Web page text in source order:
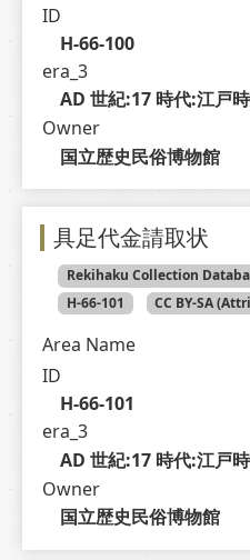
ID
H-66-100
era_3
AD 世紀:17 時代:江戸
Owner
国立歴史民俗博物館
具足代金請取状
H-66-101
CC BY-SA
Area Name
ID
H-66-101
era_3
AD 世紀:17 時代:江戸
Owner
国立歴史民俗博物館